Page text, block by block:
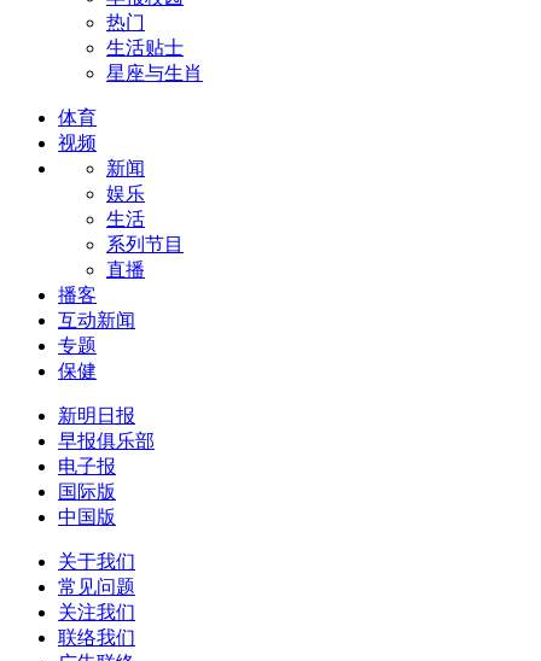
热门
生活贴士
星座与生肖
体育
视频
新闻
娱乐
生活
系列节目
直播
播客
互动新闻
专题
保健
新明日报
早报俱乐部
电子报
国际版
中国版
关于我们
常见问题
关注我们
联络我们